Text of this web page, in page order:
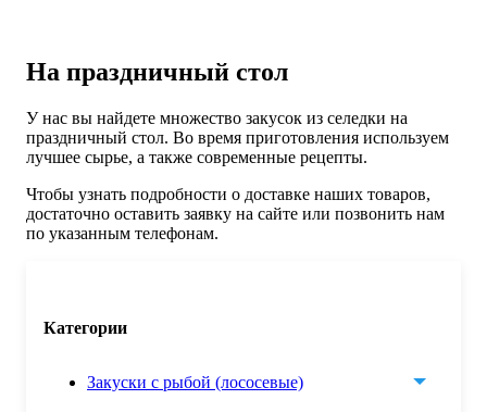
На праздничный стол
У нас вы найдете множество закусок из селедки на
праздничный стол. Во время приготовления используем
лучшее сырье, а также современные рецепты.
Чтобы узнать подробности о доставке наших товаров,
достаточно оставить заявку на сайте или позвонить нам
по указанным телефонам.
Категории
Закуски с рыбой (лососевые)